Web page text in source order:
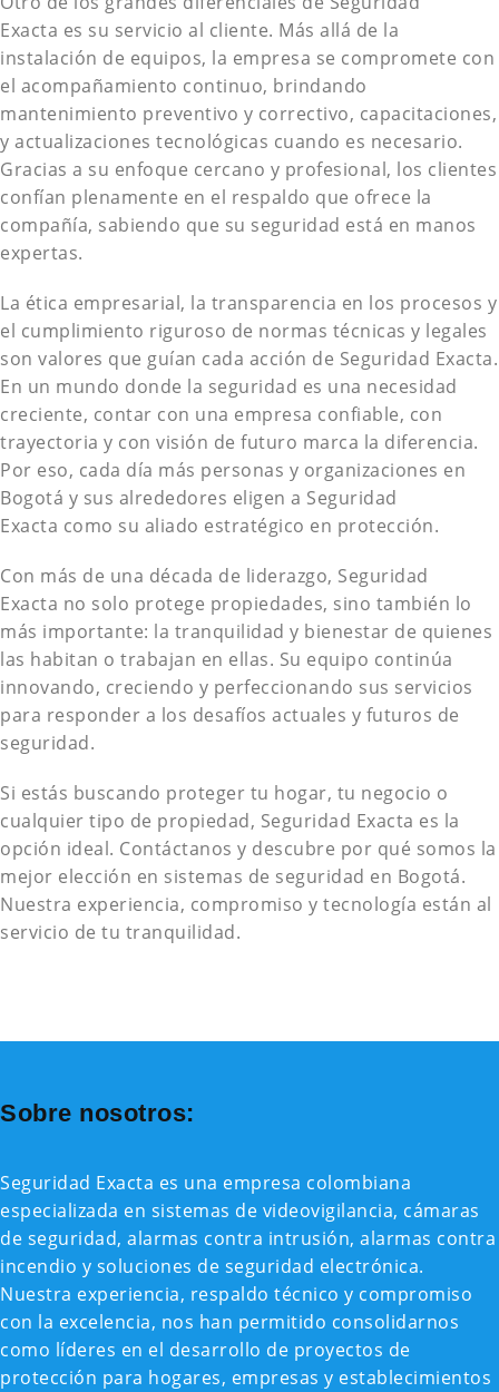
Exacta es su servicio al cliente. Más allá de la
instalación de equipos, la empresa se compromete con
el acompañamiento continuo, brindando
mantenimiento preventivo y correctivo, capacitaciones,
y actualizaciones tecnológicas cuando es necesario.
Gracias a su enfoque cercano y profesional, los clientes
confían plenamente en el respaldo que ofrece la
compañía, sabiendo que su seguridad está en manos
expertas.
La ética empresarial, la transparencia en los procesos y
el cumplimiento riguroso de normas técnicas y legales
son valores que guían cada acción de Seguridad Exacta.
En un mundo donde la seguridad es una necesidad
creciente, contar con una empresa confiable, con
trayectoria y con visión de futuro marca la diferencia.
Por eso, cada día más personas y organizaciones en
Bogotá y sus alrededores eligen a Seguridad
Exacta como su aliado estratégico en protección.
Con más de una década de liderazgo, Seguridad
Exacta no solo protege propiedades, sino también lo
más importante: la tranquilidad y bienestar de quienes
las habitan o trabajan en ellas. Su equipo continúa
innovando, creciendo y perfeccionando sus servicios
para responder a los desafíos actuales y futuros de
seguridad.
Si estás buscando proteger tu hogar, tu negocio o
cualquier tipo de propiedad, Seguridad Exacta es la
opción ideal. Contáctanos y descubre por qué somos la
mejor elección en sistemas de seguridad en Bogotá.
Nuestra experiencia, compromiso y tecnología están al
servicio de tu tranquilidad.
Sobre nosotros:
Seguridad Exacta es una empresa colombiana
especializada en sistemas de videovigilancia, cámaras
de seguridad, alarmas contra intrusión, alarmas contra
incendio y soluciones de seguridad electrónica.
Nuestra experiencia, respaldo técnico y compromiso
con la excelencia, nos han permitido consolidarnos
como líderes en el desarrollo de proyectos de
protección para hogares, empresas y establecimientos